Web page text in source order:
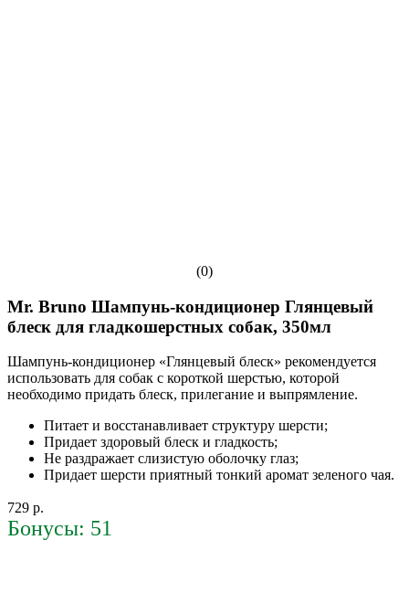
(0)
Mr. Bruno Шампунь-кондиционер Глянцевый
блеск для гладкошерстных собак, 350мл
Шампунь-кондиционер «Глянцевый блеск» рекомендуется
использовать для собак с короткой шерстью, которой
необходимо придать блеск, прилегание и выпрямление.
Питает и восстанавливает структуру шерсти;
Придает здоровый блеск и гладкость;
Не раздражает слизистую оболочку глаз;
Придает шерсти приятный тонкий аромат зеленого чая.
729 р.
Бонусы: 51